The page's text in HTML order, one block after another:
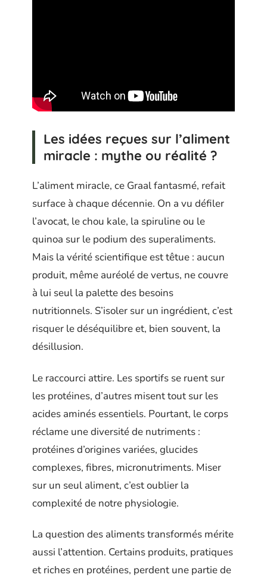
Les idées reçues sur l’aliment
miracle : mythe ou réalité ?
L’aliment miracle, ce Graal fantasmé, refait
surface à chaque décennie. On a vu défiler
l’avocat, le chou kale, la spiruline ou le
quinoa sur le podium des superaliments.
Mais la vérité scientifique est têtue : aucun
produit, même auréolé de vertus, ne couvre
à lui seul la palette des besoins
nutritionnels. S’isoler sur un ingrédient, c’est
risquer le déséquilibre et, bien souvent, la
désillusion.
Le raccourci attire. Les sportifs se ruent sur
les protéines, d’autres misent tout sur les
acides aminés essentiels. Pourtant, le corps
réclame une diversité de nutriments :
protéines d’origines variées, glucides
complexes, fibres, micronutriments. Miser
sur un seul aliment, c’est oublier la
complexité de notre physiologie.
La question des aliments transformés mérite
aussi l’attention. Certains produits, pratiques
et riches en protéines, perdent une partie de